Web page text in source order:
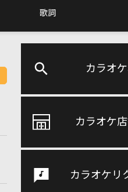
歌詞
カラオ
カラオケ
カラオケリ